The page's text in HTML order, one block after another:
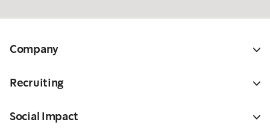
Company
Recruiting
Social Impact